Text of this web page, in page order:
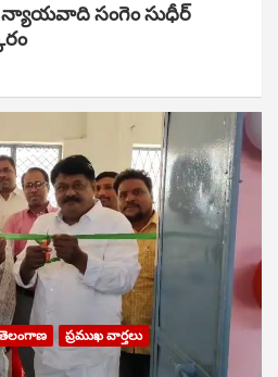
న్యాయవాది సంగెం సుధీర్
ప్రముఖ వార్తలు